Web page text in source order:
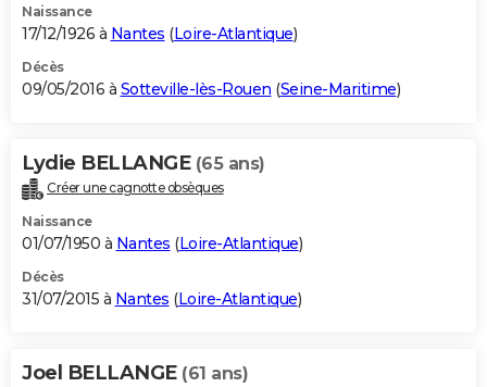
Naissance
17/12/1926 à Nantes (Loire-Atlantique)
Décès
09/05/2016 à Sotteville-lès-Rouen (Seine-Maritime)
Lydie BELLANGE (65 ans)
Créer une cagnotte obsèques
Naissance
01/07/1950 à Nantes (Loire-Atlantique)
Décès
31/07/2015 à Nantes (Loire-Atlantique)
Joel BELLANGE (61 ans)